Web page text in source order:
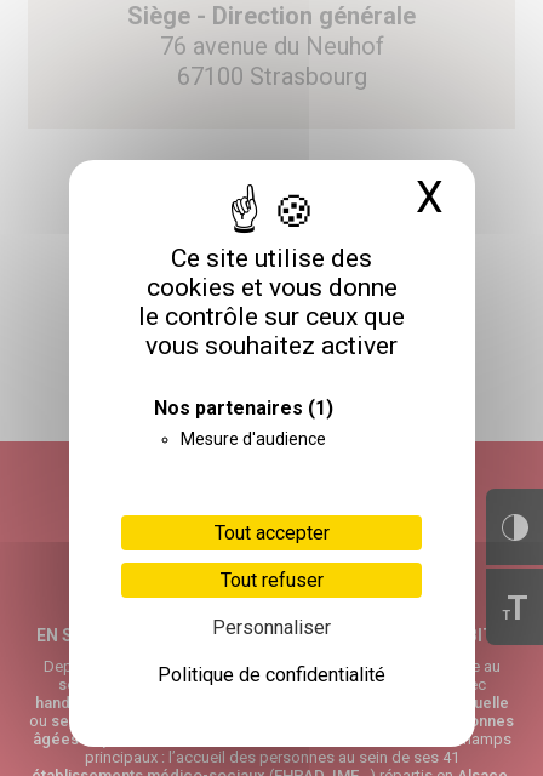
Ce site utilise des
cookies et vous donne
le contrôle sur ceux que
vous souhaitez activer
Nos partenaires (1)
Mesure d'audience
Tout accepter
Tout refuser
Personnaliser
Politique de confidentialité
X
TT
Siège - Direction générale
76 avenue du Neuhof
67100 Strasbourg
POSTULER
RETOUR HAUT DE PAGE
EN SAVOIR PLUS SUR L’ASSOCIATION ADÈLE DE GLAUBITZ
Depuis plus de 30 ans, l’Association Adèle de Glaubitz
œuvre au
service
des personnes les plus vulnérables : personnes avec
handicap
déficience intellectuelle
ou sensorielle
personnes
âgées dépendantes
couvre trois champs
principaux : l’accueil des personnes au sein de ses 41